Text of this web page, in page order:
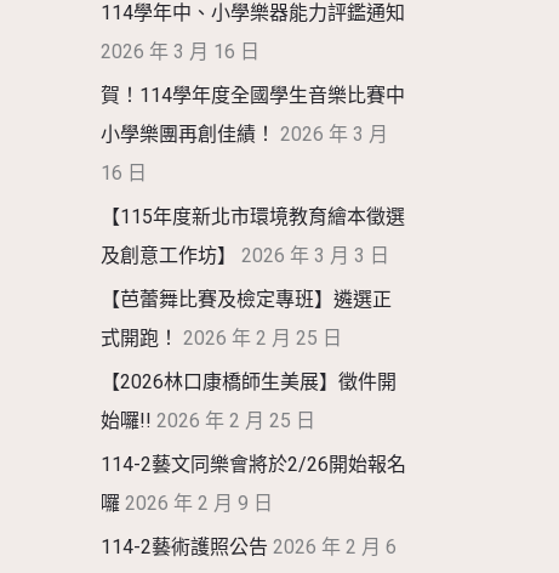
114學年中、小學樂器能力評鑑通知
2026 年 3 月 16 日
賀！114學年度全國學生音樂比賽中
小學樂團再創佳績！ 2026 年 3 月
16 日
【115年度新北市環境教育繪本徵選
及創意工作坊】
2026 年 3 月 3 日
【芭蕾舞比賽及檢定專班】遴選正
式開跑！ 2026 年 2 月 25 日
【2026林口康橋師生美展】徵件開
始囉!! 2026 年 2 月 25 日
114-2藝文同樂會將於2/26開始報名
囉 2026 年 2 月 9 日
114-2藝術護照公告 2026 年 2 月 6